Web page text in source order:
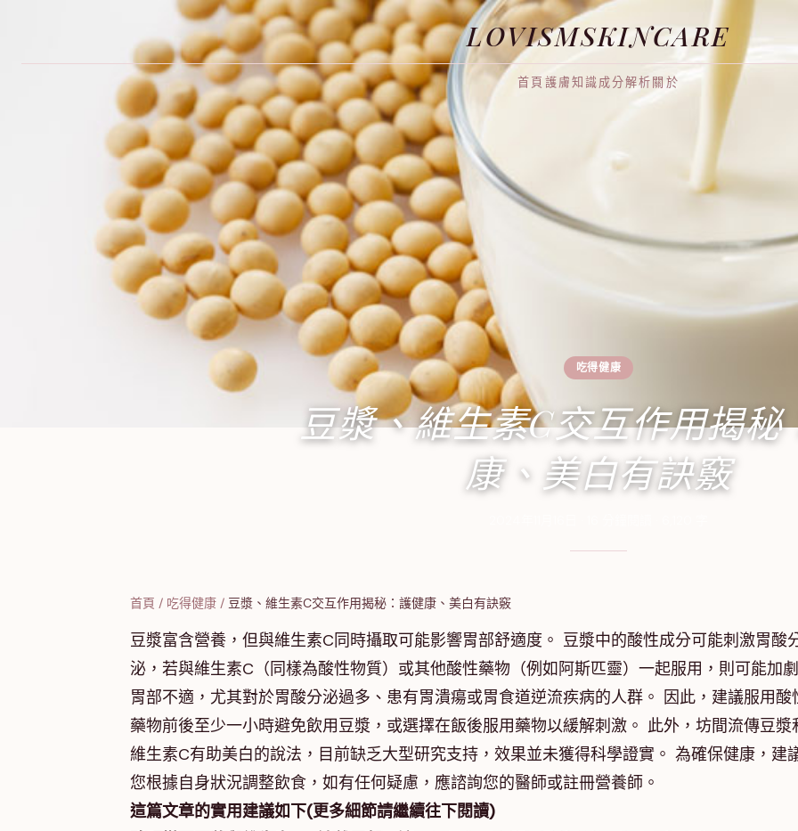
LOVISMSKINCARE
首頁 護膚知識成分解析 關於
吃得健康
豆漿、維生素C交互作用揭秘
康、美白有訣竅
首頁 / 吃得健康 / 豆漿、維生素C交互作用揭秘：護健康、美白有訣竅
豆漿富含營養，但與維生素C同時攝取可能影響胃部舒適度。 豆漿中的酸性成分可能刺激胃酸
泌，若與維生素C（同樣為酸性物質）或其他酸性藥物（例如阿斯匹靈）一起服用，則可能加劇
胃部不適，尤其對於胃酸分泌過多、患有胃潰瘍或胃食道逆流疾病的人群。 因此，建議服用酸
藥物前後至少一小時避免飲用豆漿，或選擇在飯後服用藥物以緩解刺激。 此外，坊間流傳豆漿
維生素C有助美白的說法，目前缺乏大型研究支持，效果並未獲得科學證實。 為確保健康，建
您根據自身狀況調整飲食，如有任何疑慮，應諮詢您的醫師或註冊營養師。
這篇文章的實用建議如下(更多細節請繼續往下閱讀)